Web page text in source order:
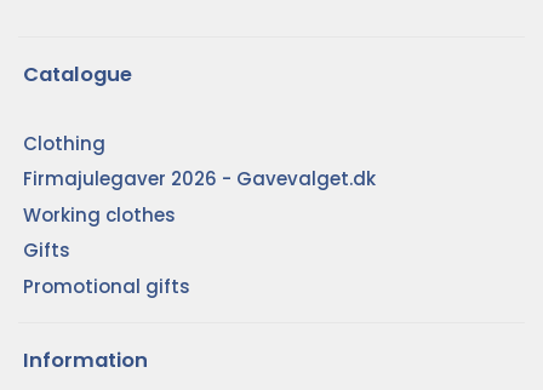
Catalogue
Clothing
Firmajulegaver 2026 - Gavevalget.dk
Working clothes
Gifts
Promotional gifts
Information